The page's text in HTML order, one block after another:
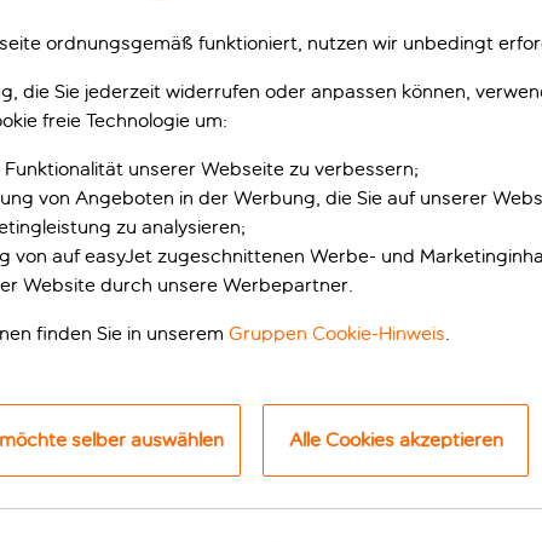
in der Nähe der
am berühmten Dam-Platz mit Blick auf den
der Stadt sowie dem Hauptbahnhof Amsterdam
Krasnapolsky werden klassische Gerichte auf moderne
vom Feinsten bietet. Auch für Kindermenüs und
die rund um die Uhr besetzt ist, kannst du dich über
ordnungsgemäß funktioniert, nutzen wir unbedingt
die Sie jederzeit widerrufen oder anpassen können,
freie Technologie um:
unserer Webseite zu verbessern;
von Angeboten in der Werbung, die Sie auf unserer
zu analysieren;
von auf easyJet zugeschnittenen Werbe- und
Website durch unsere Werbepartner.
finden Sie in unserem Gruppen Cookie-Hinweis
selber auswählen Alle Cookies akzeptieren